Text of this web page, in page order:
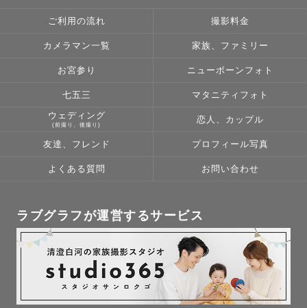
された方には時間変更をお願いする場合がございます。
最寄り駅から現地まで徒歩15分を超える場合はタクシーで
向かいます。
はじめまして！千葉県を拠点に活動しているフォトグラフ
ァーの ぷりん です。
リン」と、応援しているアイドルグループの「プリン好き
けできるように、心を込めて撮影しています。
🌸 ぷりんのこと
兵庫県出身で、2023年から千葉県に移り住みました。
中学・高校時代は吹奏楽部でホルンを担当。中学時代に姪
ご利用の流れ 撮影料金
カメラマン一覧 家族、ファミリー
お宮参り ニューボーンフォト
七五三 マタニティフォト
ウェディング
(前撮り、後撮り)
恋人、カップル
友達、フレンド プロフィール写真
よくある質問 お問い合わせ
ラブグラフが運営するサービス